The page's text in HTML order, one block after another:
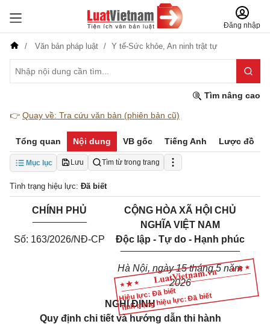
Đăng nhập
Văn bản pháp luật Y tế-Sức khỏe, An ninh trật tự
Tìm nâng cao
👉 Quay về: Tra cứu văn bản (phiên bản cũ)
Tổng quan Nội dung VB gốc Tiếng Anh Lược đồ
Mục lục Lưu Tìm từ trong trang
Tình trạng hiệu lực: Đã biết
Hiệu lực: Đã biết
Tình trạng hiệu lực: Đã biết
CHÍNH PHỦ
Số: 163/2026/NĐ-CP
CỘNG HÒA XÃ HỘI CHỦ
NGHĨA VIỆT NAM
Độc lập - Tự do - Hạnh phúc
______________________
Hà Nội, ngày 15 tháng 5 năm
2026
NGHỊ ĐỊNH
Quy định chi tiết và hướng dẫn thi hành